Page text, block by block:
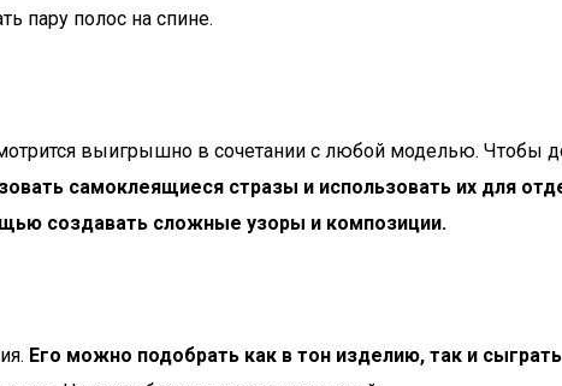
пару полос на спине.
выигрышно в сочетании с любой моделью. Чтобы
самоклеящиеся стразы и использовать их для
создавать сложные узоры и композиции.
Его можно подобрать как в тон изделию, так и